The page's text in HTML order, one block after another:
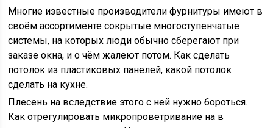
Многие известные производители фурнитуры имеют в
своём ассортименте сокрытые многоступенчатые
системы, на которых люди обычно сберегают при
заказе окна, и о чём жалеют потом. Как сделать
потолок из пластиковых панелей, какой потолок
сделать на кухне.
Плесень на вследствие этого с ней нужно бороться.
Как отрегулировать микропроветривание на в